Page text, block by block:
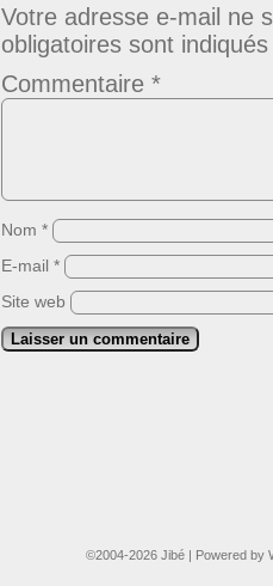
Votre adresse e-mail ne
obligatoires sont
Commentaire *
Nom *
E-mail *
Site web
©2004-2026 Jibé | Powered by